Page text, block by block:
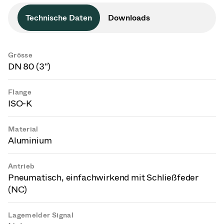
Technische Daten Downloads
Grösse
DN 80 (3")
Flange
ISO-K
Material
Aluminium
Antrieb
Pneumatisch, einfachwirkend mit Schließfeder
(NC)
Lagemelder Signal